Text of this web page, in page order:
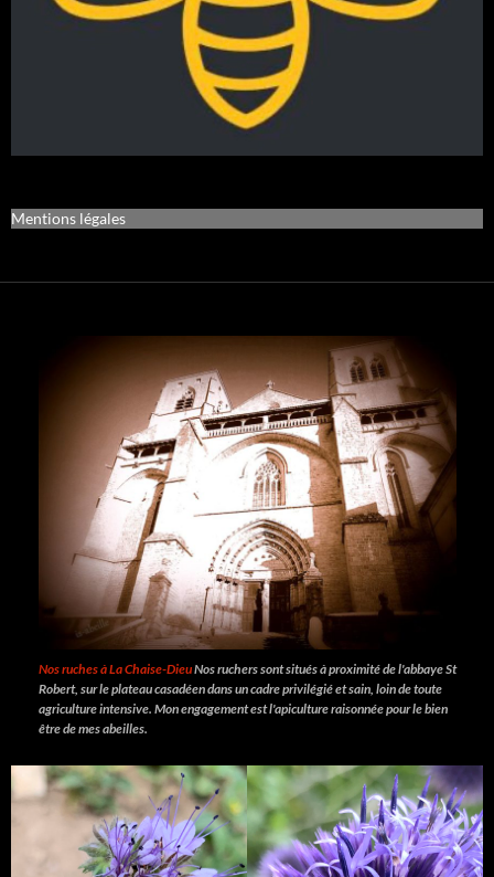
Mentions légales
Nos ruches à La Chaise-DieuNos ruchers sont situés à proximité de l'abbaye St
Robert, sur le plateau casadéen dans un cadre privilégié et sain, loin de toute
agriculture intensive. Mon engagement est l'apiculture raisonnée pour le bien
être de mes abeilles.